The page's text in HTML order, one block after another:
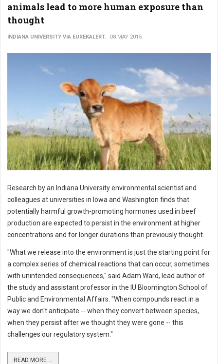
animals lead to more human exposure than
thought
INDIANA UNIVERSITY VIA EUREKALERT. 08 MAY 2015
Research by an Indiana University environmental scientist and
colleagues at universities in Iowa and Washington finds that
potentially harmful growth-promoting hormones used in beef
production are expected to persist in the environment at higher
concentrations and for longer durations than previously thought.
"What we release into the environment is just the starting point for
a complex series of chemical reactions that can occur, sometimes
with unintended consequences," said Adam Ward, lead author of
the study and assistant professor in the IU Bloomington School of
Public and Environmental Affairs. "When compounds react in a
way we don't anticipate -- when they convert between species,
when they persist after we thought they were gone -- this
challenges our regulatory system."
READ MORE ...